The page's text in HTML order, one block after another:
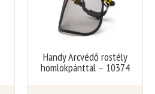
Handy Arcvédő rostély
homlokpánttal – 10374